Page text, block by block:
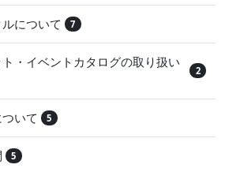
について 7
・イベントカタログの取り扱い
2
いて 5
5